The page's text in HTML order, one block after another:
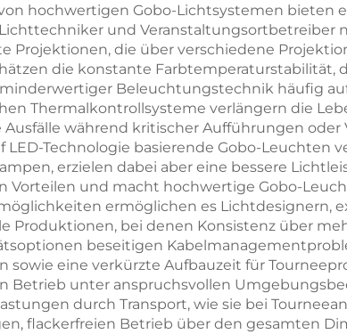
hochwertigen Gobo-Lichtsystemen bieten
und Veranstaltungsortbetreiber
Projektionen, die über verschiedene
die konstante Farbtemperaturstabilität,
Beleuchtungstechnik häufig
Thermalkontrollsysteme verlängern die
während kritischer Aufführungen
LED-Technologie basierende Gobo-
erzielen dabei aber eine bessere
Vorteilen und macht hochwertige Gobo-
ermöglichen es Lichtdesignern,
Produktionen, bei denen Konsistenz über
beseitigen
sowie eine verkürzte Aufbauzeit für
Betrieb unter anspruchsvollen
durch Transport, wie sie bei
flackerfreien Betrieb über den gesamten